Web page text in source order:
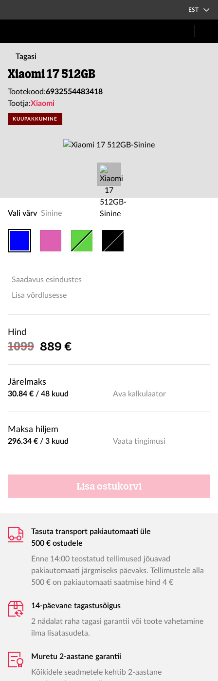
EST
Tagasi
Xiaomi 17 512GB
Tootekood:6932554483418
Tootja:Xiaomi
KUUPAKKUMINE
Vali värv Sinine
Saadavus esindustes
Lisa võrdlusesse
Hind
1099 Soodushind
889 €
Järelmaks
30.84 € / 48 kuud Ava kalkulaator
Maksa hiljem
296.34 € / 3 kuud Vaata tingimusi
Lisa ostukorvi
Tasuta transport pakiautomaati üle
500 € ostudele
Enne 14:00 teostatud tellimused jõuavad
pakiautomaati järgmiseks päevaks. Tellimustele alla
500 € on pakiautomaati saatmise hind 4 €
14-päevane tagastusõigus
2 nädalat raha tagasi garantii või toote vahetamine
ilma lisatasudeta.
Muretu 2-aastane garantii
Kõikidele seadmetele kehtib 2-aastane